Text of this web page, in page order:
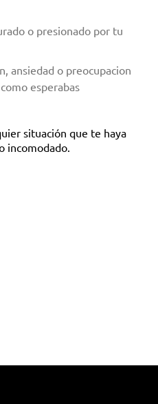
o presionado por tu
ansiedad o preocupacion
esperabas
situación que te haya
incomodado.